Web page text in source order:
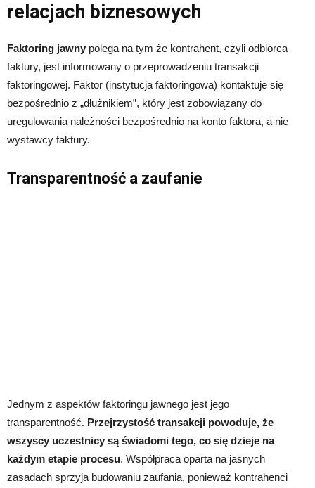
relacjach biznesowych
Faktoring jawny polega na tym że kontrahent, czyli odbiorca
faktury, jest informowany o przeprowadzeniu transakcji
faktoringowej. Faktor (instytucja faktoringowa) kontaktuje się
bezpośrednio z „dłużnikiem”, który jest zobowiązany do
uregulowania należności bezpośrednio na konto faktora, a nie
wystawcy faktury.
Transparentność a zaufanie
Jednym z aspektów faktoringu jawnego jest jego
transparentność. Przejrzystość transakcji powoduje, że
wszyscy uczestnicy są świadomi tego, co się dzieje na
każdym etapie procesu. Współpraca oparta na jasnych
zasadach sprzyja budowaniu zaufania, ponieważ kontrahenci